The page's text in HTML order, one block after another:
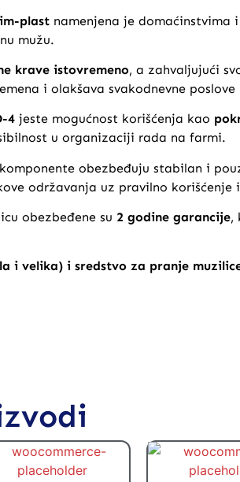
plast namenjena je
mužu.
krave istovremeno, a zahvaljujući
i olakšava svakodnevne poslove
4 jeste mogućnost korišćenja kao
u organizaciji rada na farmi.
obezbeđuju stabilan i
održavanja uz pravilno korišćenje
obezbeđene su 2 godine garancije,
i velika) i sredstvo za pranje